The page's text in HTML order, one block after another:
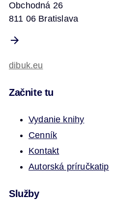
Obchodná 26
811 06 Bratislava
dibuk.eu
Začnite tu
Vydanie knihy
Cenník
Kontakt
Autorská príručkatip
Služby